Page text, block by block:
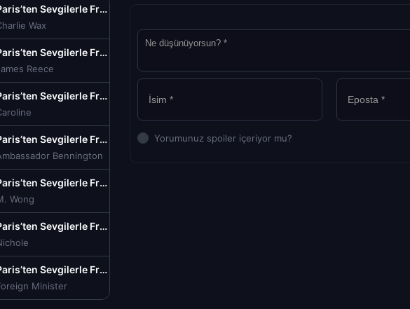
Paris’ten Sevgilerle From Paris with Love Tr Dublaj izle (2010)
Wax
Paris’ten Sevgilerle From Paris with Love Tr Dublaj izle (2010)
Reece
Paris’ten Sevgilerle From Paris with Love Tr Dublaj izle (2010)
Paris’ten Sevgilerle From Paris with Love Tr Dublaj izle (2010)
Bennington
Paris’ten Sevgilerle From Paris with Love Tr Dublaj izle (2010)
Wong
Paris’ten Sevgilerle From Paris with Love Tr Dublaj izle (2010)
Paris’ten Sevgilerle From Paris with Love Tr Dublaj izle (2010)
Minister
Yorumunuz spoiler içeriyor mu?